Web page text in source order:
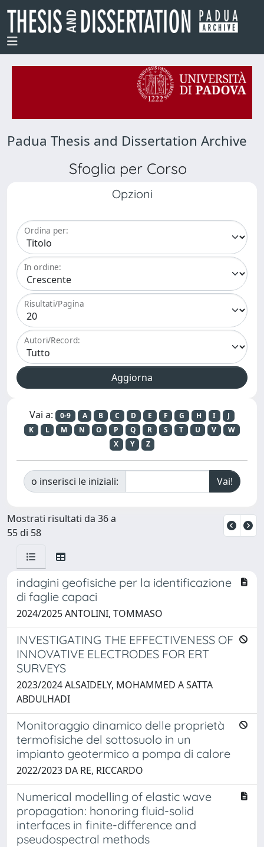
Padua Thesis and Dissertation Archive
Sfoglia per Corso
Opzioni
Ordina per:
In ordine:
Risultati/Pagina
Autori/Record:
Vai a: 0-9 A B C D E F G H I
J
K
L M N O P Q R S T U V
W
X
Y Z
o inserisci le iniziali:
Mostrati risultati da 36 a
55 di 58
indagini geofisiche per la identificazione
di faglie capaci
2024/2025 ANTOLINI, TOMMASO
INVESTIGATING THE EFFECTIVENESS OF
INNOVATIVE ELECTRODES FOR ERT
SURVEYS
2023/2024 ALSAIDELY, MOHAMMED A SATTA
ABDULHADI
Monitoraggio dinamico delle proprietà
termofisiche del sottosuolo in un
impianto geotermico a pompa di calore
2022/2023 DA RE, RICCARDO
Numerical modelling of elastic wave
propagation: honoring fluid-solid
interfaces in finite-difference and
pseudospectral methods